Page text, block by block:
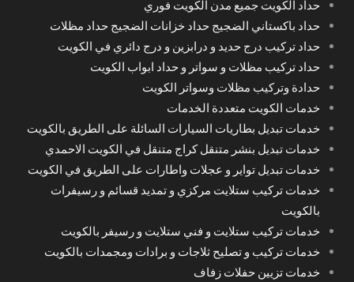
حداد الكويت جميع مدن الكويت فوري
حداد باكستاني الضجيج حداد خزانات الضجيج حداد مظلات
حداد تركيب درج حديد و درابزين و درج دائري في الكويت
حداد تركيب مظلات و سواتر و حداد ابواب الكويت
حدادة وتركيب مظلات وسواتر الكويت
خدمات الكويت متعددة الخدمات
خدمات تبديل بطاريات السيارات السائلة على الطريق بالكويت
خدمات تبديل بنشر متنقل كراج متنقل في الكويت الاحمدي
خدمات تبديل تواير و عجلات واطارات على الطريق في الكويت
خدمات تركيب ستلايت مركزي و تمديد قسائم و رسيفرات
بالكويت
خدمات تركيب ستلايت و فني ستلايت و رسيفر بالكويت
خدمات تركيب و تصليح ثلاجات و برادات ومجمدات بالكويت
خدمات تزيين حفلات زفاف